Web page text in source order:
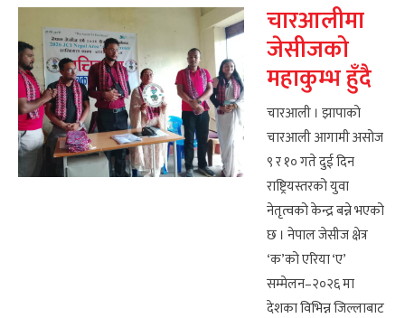
चारआलीमा
जेसीजको
महाकुम्भ हुँदै
चारआली । झापाको
चारआली आगामी असोज
९ र १० गते दुई दिन
राष्ट्रियस्तरको युवा
नेतृत्वको केन्द्र बन्ने भएको
छ । नेपाल जेसीज क्षेत्र
‘क’को एरिया ‘ए’
सम्मेलन–२०२६ मा
देशका विभिन्न जिल्लाबाट